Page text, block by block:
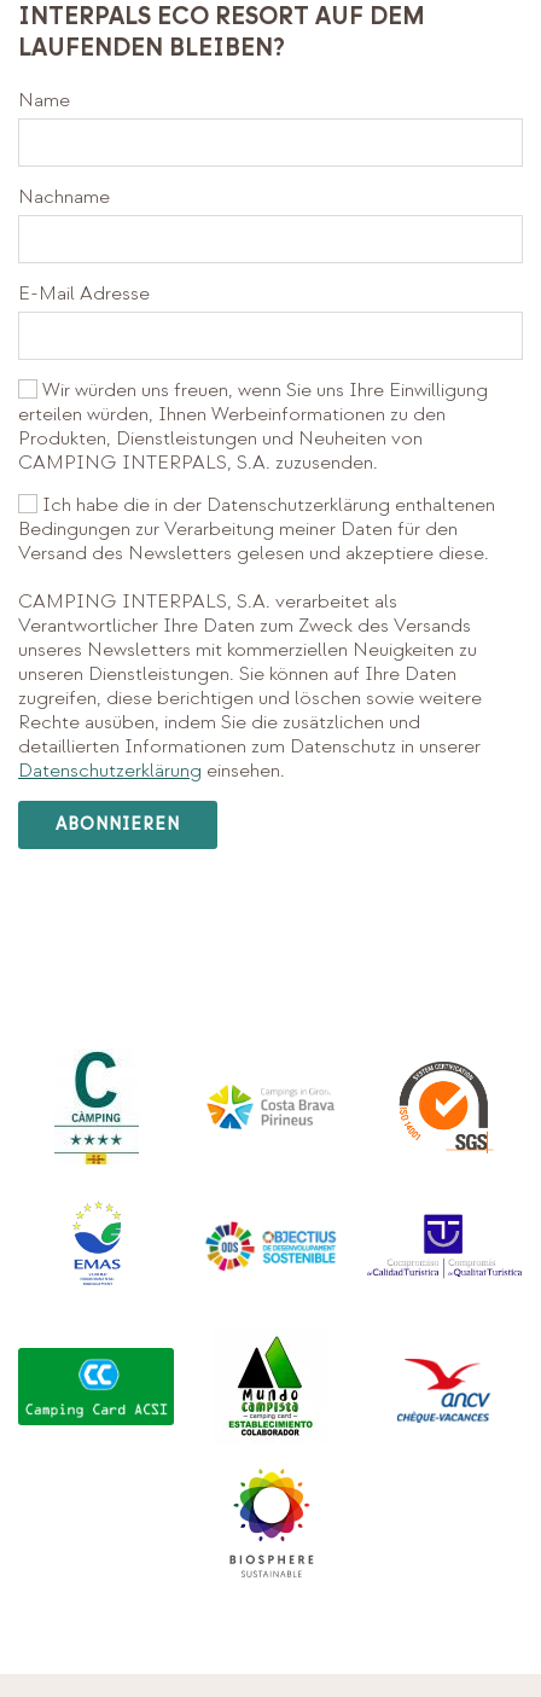
INTERPALS ECO RESORT AUF DEM
LAUFENDEN BLEIBEN?
Name
Nachname
E-Mail Adresse
Wir würden uns freuen, wenn Sie uns Ihre Einwilligung
erteilen würden, Ihnen Werbeinformationen zu den
Produkten, Dienstleistungen und Neuheiten von
CAMPING INTERPALS, S.A. zuzusenden.
Ich habe die in der Datenschutzerklärung enthaltenen
Bedingungen zur Verarbeitung meiner Daten für den
Versand des Newsletters gelesen und akzeptiere diese.
CAMPING INTERPALS, S.A. verarbeitet als
Verantwortlicher Ihre Daten zum Zweck des Versands
unseres Newsletters mit kommerziellen Neuigkeiten zu
unseren Dienstleistungen. Sie können auf Ihre Daten
zugreifen, diese berichtigen und löschen sowie weitere
Rechte ausüben, indem Sie die zusätzlichen und
detaillierten Informationen zum Datenschutz in unserer
Datenschutzerklärung einsehen.
ABONNIEREN